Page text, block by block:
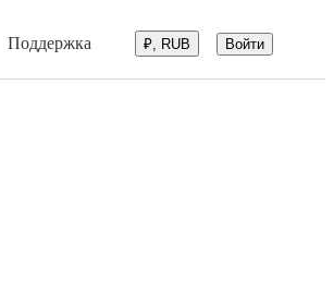
Поддержка ₽, RUB Войти